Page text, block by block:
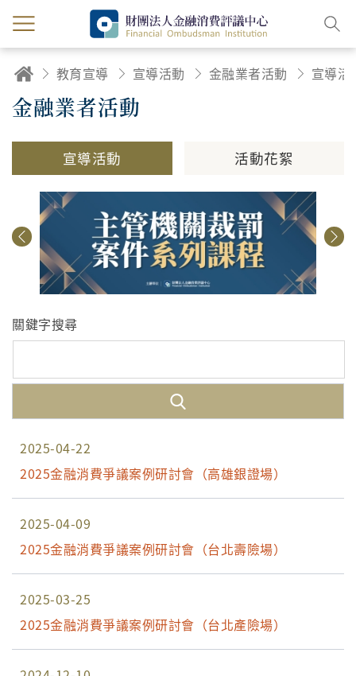
教育宣導 宣導活動 金融業者活動 宣導活
金融業者活動
宣導活動 活動花絮
關鍵字搜尋
2025-04-22
2025金融消費爭議案例研討會（高雄銀證場）
2025-04-09
2025金融消費爭議案例研討會（台北壽險場）
2025-03-25
2025金融消費爭議案例研討會（台北產險場）